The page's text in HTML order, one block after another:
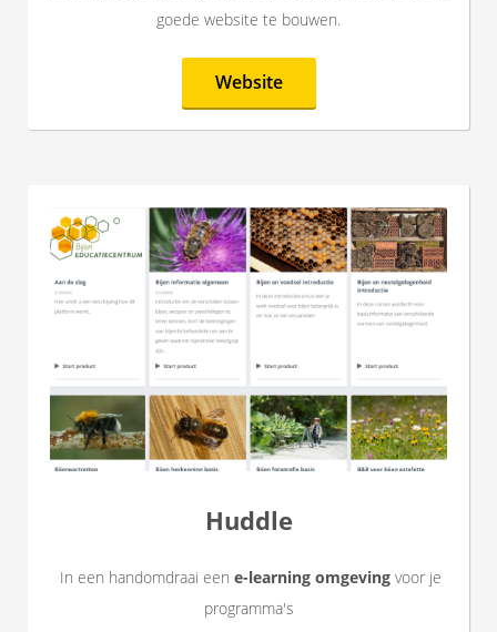
goede website te bouwen.
Website
Huddle
In een handomdraai een e-learning omgeving voor je
programma's